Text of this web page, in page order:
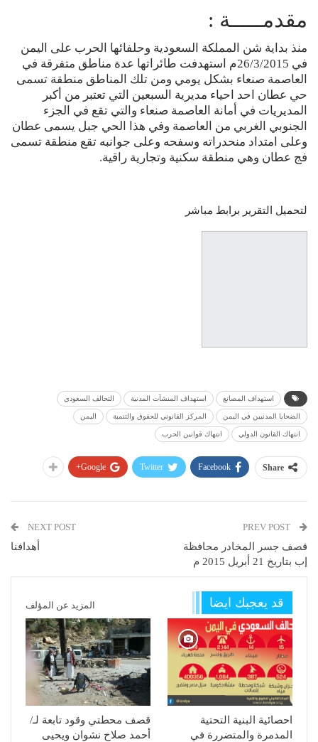
مقدمـــــة :
منذ بداية شن المملكة السعودية وحلفائها الحرب على اليمن
في 26/3/2015م استهدفت طائراتها عدة مناطق متفرقة في
العاصمة صنعاء بشكل يومي ومن تلك المناطق منطقة تسمى
حي عطان احد احياء مديرية السبعين التي تعتبر من أكبر
المديريات في أمانة العاصمة صنعاء والتي تقع في الجزء
الجنوبي الغربي من العاصمة وفي هذا الحي جبل يسمى عطان
وعلى امتداد منحدراته وسفحه وعلى جوانبه تقع منطقة تسمى
فج عطان وهي منطقة سكنية وتجارية راقية.
لتحميل التقرير برابط مباشر
استهداف المصانع استهداف المنشآت المدنية التحالف السعودي
الضحايا المدنيين في اليمن المركز القانوني للحقوق والتنمية اليمن
انتهاك القانون الدولي انتهاك قوانين الحرب
Share
Facebook
Twitter
Google+
قصف جسر المخادر محافظة
إب بتاريخ 21 أبريل 2015 م
NEXT POST
أهدافنا
قد يعجبك ايضا المزيد عن المؤلف
احصائية البنية التحتية
المدمرة والمتضررة في
قصف محطتي وقود تابعة لـ/
أحمد صلاح نشوان ويحيى